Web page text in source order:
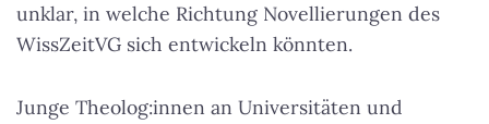
unklar, in welche Richtung Novellierungen des
WissZeitVG sich entwickeln könnten.
Junge Theolog:innen an Universitäten und